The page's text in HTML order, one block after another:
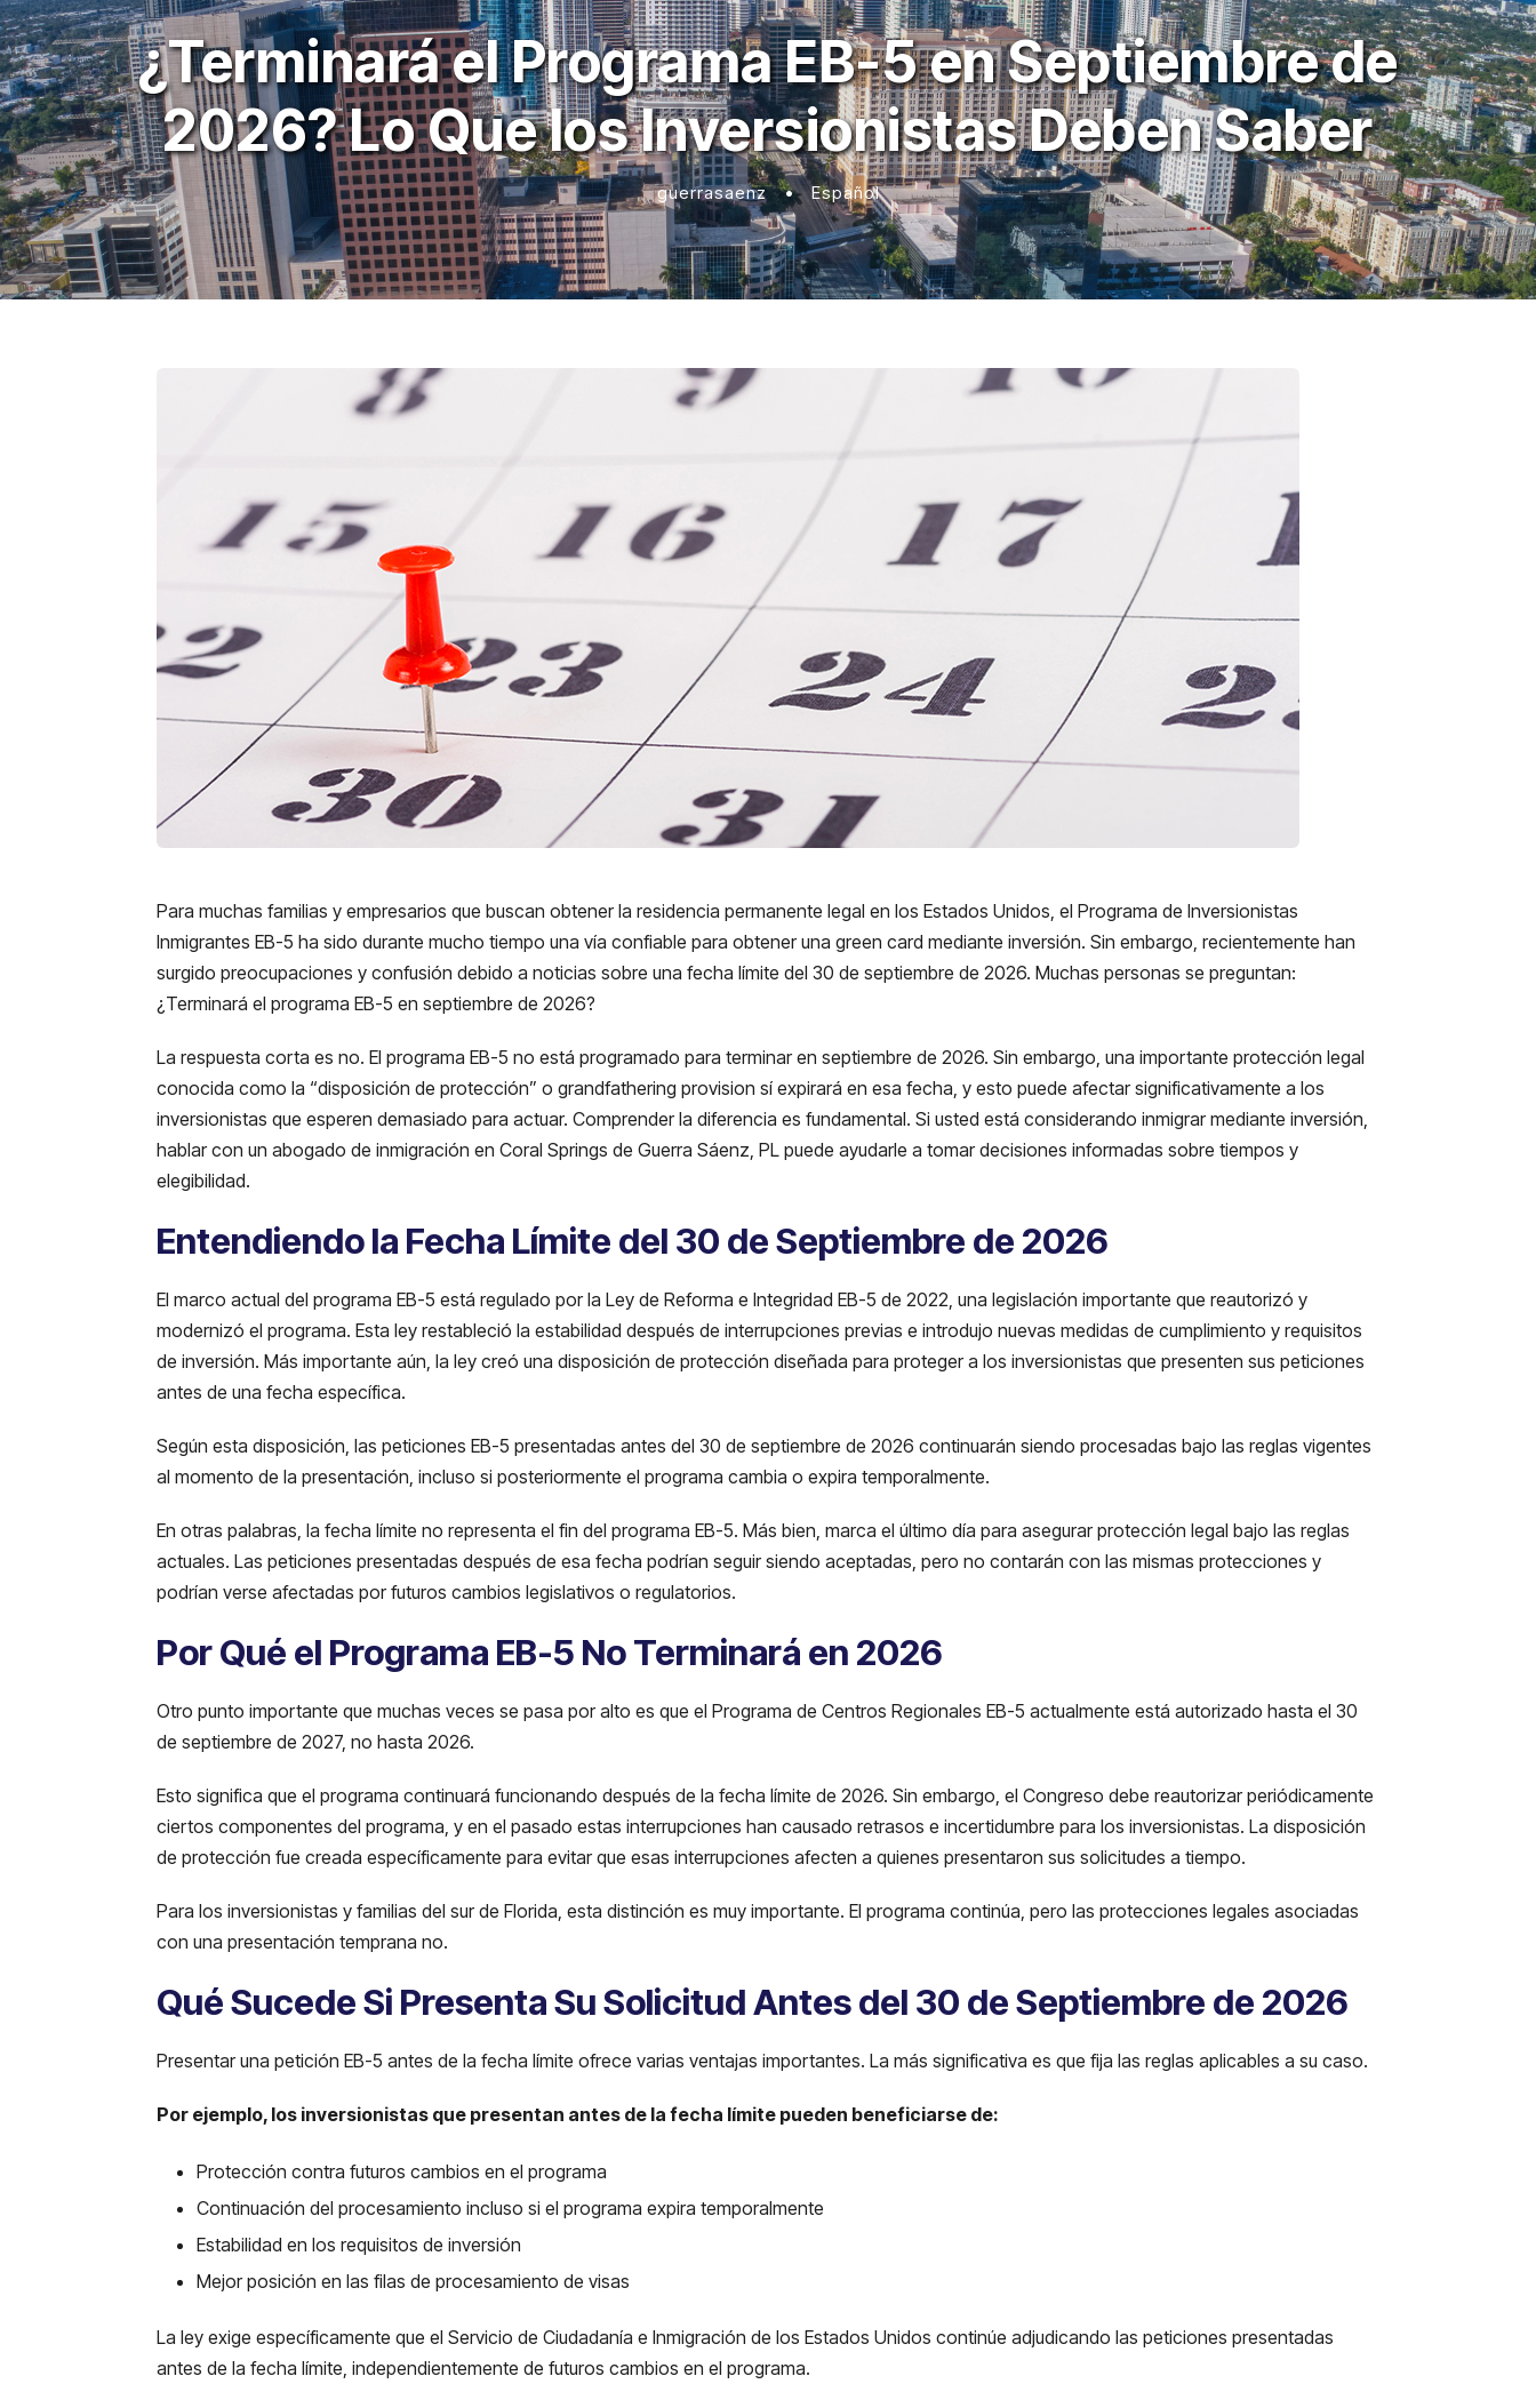
¿Terminará el Programa EB-5 en Septiembre de
2026? Lo Que los Inversionistas Deben Saber
guerrasaenz • Español
Para muchas familias y empresarios que buscan obtener la residencia permanente legal en los Estados Unidos, el Programa de Inversionistas
Inmigrantes EB-5 ha sido durante mucho tiempo una vía confiable para obtener una green card mediante inversión. Sin embargo, recientemente han
surgido preocupaciones y confusión debido a noticias sobre una fecha límite del 30 de septiembre de 2026. Muchas personas se preguntan:
¿Terminará el programa EB-5 en septiembre de 2026?
La respuesta corta es no. El programa EB-5 no está programado para terminar en septiembre de 2026. Sin embargo, una importante protección legal
conocida como la “disposición de protección” o grandfathering provision sí expirará en esa fecha, y esto puede afectar significativamente a los
inversionistas que esperen demasiado para actuar. Comprender la diferencia es fundamental. Si usted está considerando inmigrar mediante inversión,
hablar con un abogado de inmigración en Coral Springs de Guerra Sáenz, PL puede ayudarle a tomar decisiones informadas sobre tiempos y
elegibilidad.
Entendiendo la Fecha Límite del 30 de Septiembre de 2026
El marco actual del programa EB-5 está regulado por la Ley de Reforma e Integridad EB-5 de 2022, una legislación importante que reautorizó y
modernizó el programa. Esta ley restableció la estabilidad después de interrupciones previas e introdujo nuevas medidas de cumplimiento y requisitos
de inversión. Más importante aún, la ley creó una disposición de protección diseñada para proteger a los inversionistas que presenten sus peticiones
antes de una fecha específica.
Según esta disposición, las peticiones EB-5 presentadas antes del 30 de septiembre de 2026 continuarán siendo procesadas bajo las reglas vigentes
al momento de la presentación, incluso si posteriormente el programa cambia o expira temporalmente.
En otras palabras, la fecha límite no representa el fin del programa EB-5. Más bien, marca el último día para asegurar protección legal bajo las reglas
actuales. Las peticiones presentadas después de esa fecha podrían seguir siendo aceptadas, pero no contarán con las mismas protecciones y
podrían verse afectadas por futuros cambios legislativos o regulatorios.
Por Qué el Programa EB-5 No Terminará en 2026
Otro punto importante que muchas veces se pasa por alto es que el Programa de Centros Regionales EB-5 actualmente está autorizado hasta el 30
de septiembre de 2027, no hasta 2026.
Esto significa que el programa continuará funcionando después de la fecha límite de 2026. Sin embargo, el Congreso debe reautorizar periódicamente
ciertos componentes del programa, y en el pasado estas interrupciones han causado retrasos e incertidumbre para los inversionistas. La disposición
de protección fue creada específicamente para evitar que esas interrupciones afecten a quienes presentaron sus solicitudes a tiempo.
Para los inversionistas y familias del sur de Florida, esta distinción es muy importante. El programa continúa, pero las protecciones legales asociadas
con una presentación temprana no.
Qué Sucede Si Presenta Su Solicitud Antes del 30 de Septiembre de 2026
Presentar una petición EB-5 antes de la fecha límite ofrece varias ventajas importantes. La más significativa es que fija las reglas aplicables a su caso.
Por ejemplo, los inversionistas que presentan antes de la fecha límite pueden beneficiarse de:
Protección contra futuros cambios en el programa
Continuación del procesamiento incluso si el programa expira temporalmente
Estabilidad en los requisitos de inversión
Mejor posición en las filas de procesamiento de visas
La ley exige específicamente que el Servicio de Ciudadanía e Inmigración de los Estados Unidos continúe adjudicando las peticiones presentadas
antes de la fecha límite, independientemente de futuros cambios en el programa.